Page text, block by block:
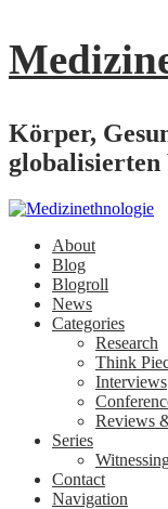
Körper,
globalisierten
About
Blog
Blogroll
News
Categories
Research
Think
Interviews
Reviews
Series
Contact
Navigation